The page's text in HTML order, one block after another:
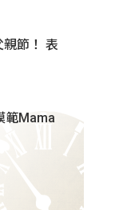
節！ 表
範Mama